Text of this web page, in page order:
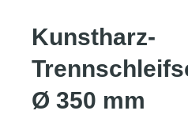
Kunstharz-
Ø 350 mm